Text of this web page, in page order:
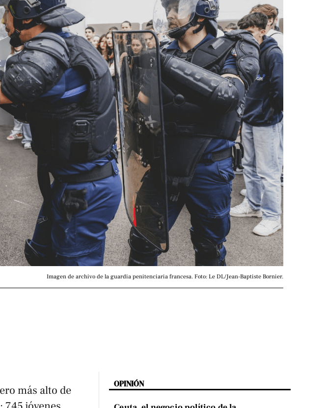
Imagen de archivo de la guardia penitenciaria francesa. Foto: Le DL/Jean-Baptiste Bornier.
más alto de
OPINIÓN